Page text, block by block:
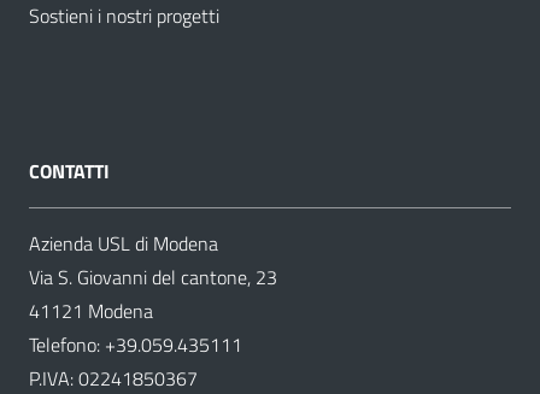
Sostieni i nostri progetti
CONTATTI
Azienda USL di Modena
Via S. Giovanni del cantone, 23
41121 Modena
Telefono: +39.059.435111
P.IVA: 02241850367